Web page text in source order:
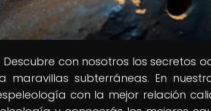
Descubre con nosotros los secretos
maravillas subterráneas. En
con la mejor relación